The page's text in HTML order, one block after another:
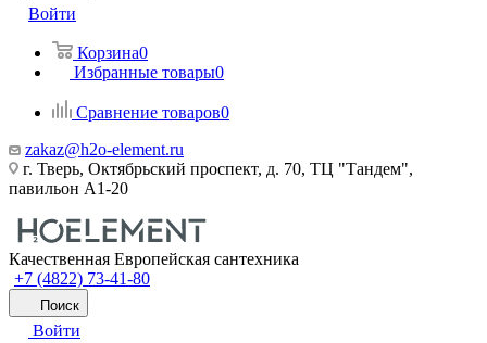
Войти
Корзина0
Избранные товары0
Сравнение товаров0
zakaz@h2o-element.ru
г. Тверь, Октябрьский проспект, д. 70, ТЦ "Тандем",
павильон А1-20
Качественная Европейская сантехника
+7 (4822) 73-41-80
Поиск
Войти